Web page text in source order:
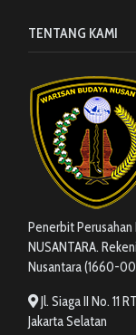
TENTANG KAMI
Penerbit Perusahan
NUSANTARA.
Nusantara (1660-
Jl. Siaga II No. 11
Jakarta Selatan